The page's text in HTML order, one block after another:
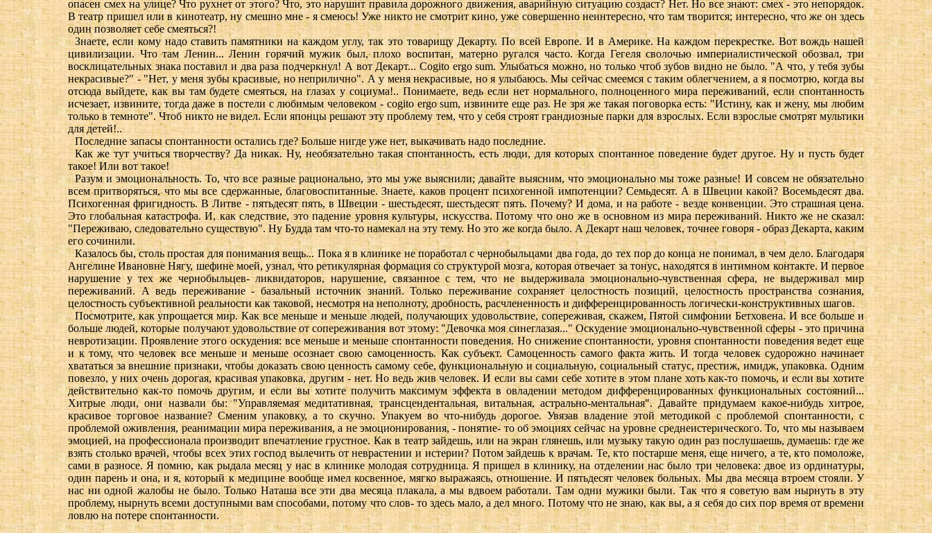
опасен смех на улице? Что рухнет от этого? Что, это нарушит правила дорожного движения, аварийную ситуацию создаст? Нет. Но все знают: смех - это непорядок.
В театр пришел или в кинотеатр, ну смешно мне - я смеюсь! Уже никто не смотрит кино, уже совершенно неинтересно, что там творится; интересно, что же он здесь
один позволяет себе смеяться?!
Знаете, если кому надо ставить памятники на каждом углу, так это товарищу Декарту. По всей Европе. И в Америке. На каждом перекрестке. Вот вождь нашей
цивилизации. Что там Ленин... Ленин горячий мужик был, плохо воспитан, матерно ругался часто. Когда Гегеля сволочью империалистической обозвал, три
восклицательных знака поставил и два раза подчеркнул! А вот Декарт... Cogito ergo sum. Улыбаться можно, но только чтоб зубов видно не было. "А что, у тебя зубы
некрасивые?" - "Нет, у меня зубы красивые, но неприлично". А у меня некрасивые, но я улыбаюсь. Мы сейчас смеемся с таким облегчением, а я посмотрю, когда вы
отсюда выйдете, как вы там будете смеяться, на глазах у социума!.. Понимаете, ведь если нет нормального, полноценного мира переживаний, если спонтанность
исчезает, извините, тогда даже в постели с любимым человеком - cogito ergo sum, извините еще раз. Не зря же такая поговорка есть: "Истину, как и жену, мы любим
только в темноте". Чтоб никто не видел. Если японцы решают эту проблему тем, что у себя строят грандиозные парки для взрослых. Если взрослые смотрят мультики
для детей!..
Последние запасы спонтанности остались где? Больше нигде уже нет, выкачивать надо последние.
Как же тут учиться творчеству? Да никак. Ну, необязательно такая спонтанность, есть люди, для которых спонтанное поведение будет другое. Ну и пусть будет
такое! Или вот такое!
Разум и эмоциональность. То, что все разные рационально, это мы уже выяснили; давайте выясним, что эмоционально мы тоже разные! И совсем не обязательно
всем притворяться, что мы все сдержанные, благовоспитанные. Знаете, каков процент психогенной импотенции? Семьдесят. А в Швеции какой? Восемьдесят два.
Психогенная фригидность. В Литве - пятьдесят пять, в Швеции - шестьдесят, шестьдесят пять. Почему? И дома, и на работе - везде конвенции. Это страшная цена.
Это глобальная катастрофа. И, как следствие, это падение уровня культуры, искусства. Потому что оно же в основном из мира переживаний. Никто же не сказал:
"Переживаю, следовательно существую". Ну Будда там что-то намекал на эту тему. Но это же когда было. А Декарт наш человек, точнее говоря - образ Декарта, каким
его сочинили.
Казалось бы, столь простая для понимания вещь... Пока я в клинике не поработал с чернобыльцами два года, до тех пор до конца не понимал, в чем дело. Благодаря
Ангелине Ивановне Нягу, шефине моей, узнал, что ретикулярная формация со структурой мозга, которая отвечает за тонус, находятся в интимном контакте. И первое
нарушение у тех же чернобыльцев- ликвидаторов, нарушение, связанное с тем, что не выдерживала эмоционально-чувственная сфера, не выдерживал мир
переживаний. А ведь переживание - базальный источник знаний. Только переживание сохраняет целостность позиций, целостность пространства сознания,
целостность субъективной реальности как таковой, несмотря на неполноту, дробность, расчлененность и дифференцированность логически-конструктивных шагов.
Посмотрите, как упрощается мир. Как все меньше и меньше людей, получающих удовольствие, сопереживая, скажем, Пятой симфонии Бетховена. И все больше и
больше людей, которые получают удовольствие от сопереживания вот этому: "Девочка моя синеглазая..." Оскудение эмоционально-чувственной сферы - это причина
невротизации. Проявление этого оскудения: все меньше и меньше спонтанности поведения. Но снижение спонтанности, уровня спонтанности поведения ведет еще
и к тому, что человек все меньше и меньше осознает свою самоценность. Как субъект. Самоценность самого факта жить. И тогда человек судорожно начинает
хвататься за внешние признаки, чтобы доказать свою ценность самому себе, функциональную и социальную, социальный статус, престиж, имидж, упаковка. Одним
повезло, у них очень дорогая, красивая упаковка, другим - нет. Но ведь жив человек. И если вы сами себе хотите в этом плане хоть как-то помочь, и если вы хотите
действительно как-то помочь другим, и если вы хотите получить максимум эффекта в овладении методом дифференцированных функциональных состояний...
Хитрые люди, они назвали бы: "Управляемая медитативная, трансцендентальная, витальная, астрально-ментальная". Давайте придумаем какое-нибудь хитрое,
красивое торговое название? Сменим упаковку, а то скучно. Упакуем во что-нибудь дорогое. Увязав владение этой методикой с проблемой спонтанности, с
проблемой оживления, реанимации мира переживания, а не эмоционирования, - понятие- то об эмоциях сейчас на уровне среднеистерического. То, что мы называем
эмоцией, на профессионала производит впечатление грустное. Как в театр зайдешь, или на экран глянешь, или музыку такую один раз послушаешь, думаешь: где же
взять столько врачей, чтобы всех этих господ вылечить от неврастении и истерии? Потом зайдешь к врачам. Те, кто постарше меня, еще ничего, а те, кто помоложе,
сами в разносе. Я помню, как рыдала месяц у нас в клинике молодая сотрудница. Я пришел в клинику, на отделении нас было три человека: двое из ординатуры,
один парень и она, и я, который к медицине вообще имел косвенное, мягко выражаясь, отношение. И пятьдесят человек больных. Мы два месяца втроем стояли. У
нас ни одной жалобы не было. Только Наташа все эти два месяца плакала, а мы вдвоем работали. Там одни мужики были. Так что я советую вам нырнуть в эту
проблему, нырнуть всеми доступными вам способами, потому что слов- то здесь мало, а дел много. Потому что не знаю, как вы, а я себя до сих пор время от времени
ловлю на потере спонтанности.